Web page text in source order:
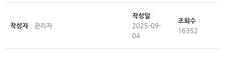
작성자: 관리자
작성일 :
2025-09-
04
조회수 :
16352